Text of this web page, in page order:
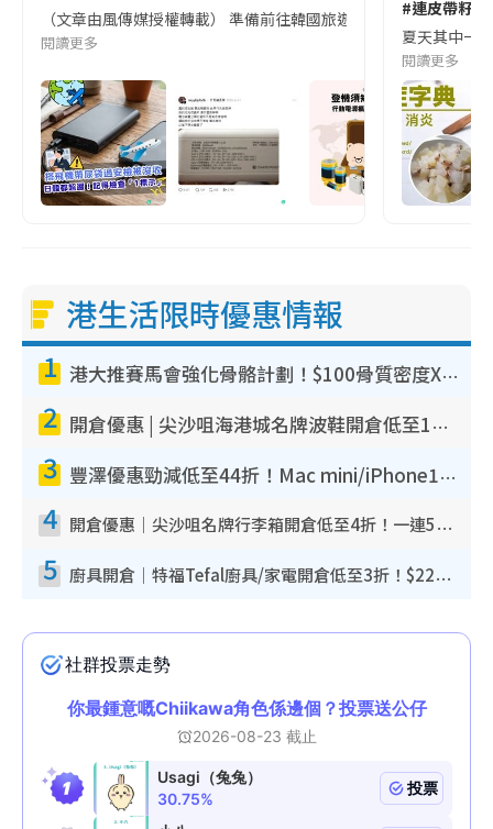
（文章由風傳媒授權轉載） 準備前往韓國旅遊的民眾，近期要
閱讀更多
#連皮帶籽
夏天其中一
閱讀更多
港生活限時優惠情報
1 港大推賽馬會強化骨骼計劃！$100骨質密度X光檢查 完成免費運動訓練送超市禮券！附參加資格
2 開倉優惠 | 尖沙咀海港城名牌波鞋開倉低至1折！On鞋$899起／Joy&Peace鞋履$98起
3 豐澤優惠勁減低至44折！Mac mini/iPhone17Pro大減價！廚房家電$220起
4 開倉優惠｜尖沙咀名牌行李箱開倉低至4折！一連5日 American Tourister/ace./Hallmark $200起！
5 廚具開倉｜特福Tefal廚具/家電開倉低至3折！$220起買平底鍋/炒鑊/湯煲！電飯煲/吸塵機/燙斗$418起